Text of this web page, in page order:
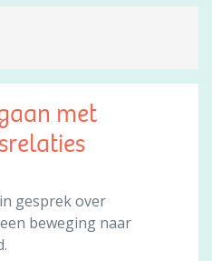
met
gesprek over
beweging naar